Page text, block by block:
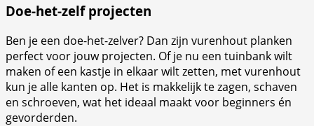
Doe-het-zelf projecten
Ben je een doe-het-zelver? Dan zijn vurenhout planken
perfect voor jouw projecten. Of je nu een tuinbank wilt
maken of een kastje in elkaar wilt zetten, met vurenhout
kun je alle kanten op. Het is makkelijk te zagen, schaven
en schroeven, wat het ideaal maakt voor beginners én
gevorderden.